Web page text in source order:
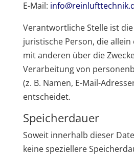
E-Mail:
Verantwortliche Stelle ist
juristische Person, die
mit anderen über die
Verarbeitung von
(z. B. Namen, E-Mail-
entscheidet.
Speicherdauer
Soweit innerhalb dieser
keine speziellere